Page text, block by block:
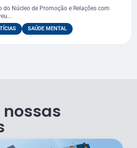
do Núcleo de Promoção e Relações com
SAÚDE MENTAL